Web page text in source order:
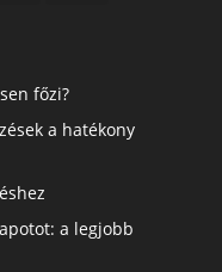
főzi?
a hatékony
a legjobb